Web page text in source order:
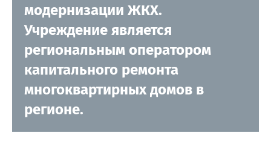
модернизации ЖКХ.
Учреждение является
региональным оператором
капитального ремонта
многоквартирных домов в
регионе.